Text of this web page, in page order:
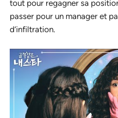
tout pour regagner sa
passer pour un manager et
d’infiltration.